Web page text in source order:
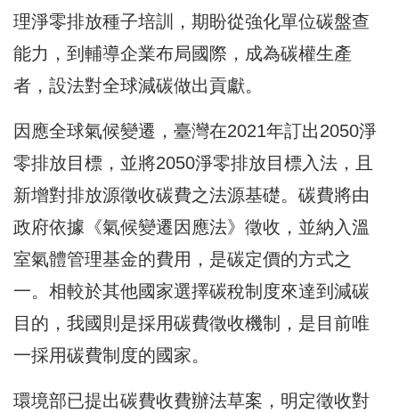
理淨零排放種子培訓，期盼從強化單位碳盤查
能力，到輔導企業布局國際，成為碳權生產
者，設法對全球減碳做出貢獻。
因應全球氣候變遷，臺灣在2021年訂出2050淨
零排放目標，並將2050淨零排放目標入法，且
新增對排放源徵收碳費之法源基礎。碳費將由
政府依據《氣候變遷因應法》徵收，並納入溫
室氣體管理基金的費用，是碳定價的方式之
一。相較於其他國家選擇碳稅制度來達到減碳
目的，我國則是採用碳費徵收機制，是目前唯
一採用碳費制度的國家。
環境部已提出碳費收費辦法草案，明定徵收對